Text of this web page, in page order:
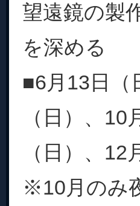
望遠鏡の製
を深める
■6月13日（
（日）、
（日）、
※10月のみ